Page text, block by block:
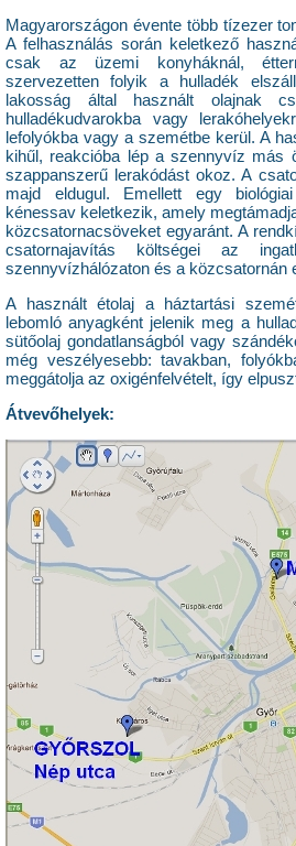
Magyarországon évente több tízezer
A felhasználás során keletkező
csak az üzemi konyháknál,
szervezetten folyik a hulladék
lakosság által használt olajnak
hulladékudvarokba vagy
lefolyókba vagy a szemétbe kerül. A
kihűl, reakcióba lép a szennyvíz más
szappanszerű lerakódást okoz. A
majd eldugul. Emellett egy
kénessav keletkezik, amely
közcsatornacsöveket egyaránt. A
csatornajavítás költségei az
szennyvízhálózaton és a közcsatornán
A használt étolaj a háztartási
lebomló anyagként jelenik meg a
sütőolaj gondatlanságból vagy
még veszélyesebb: tavakban,
meggátolja az oxigénfelvételt, így
Átvevőhelyek: